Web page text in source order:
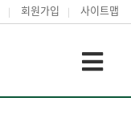
회원가입 사이트맵